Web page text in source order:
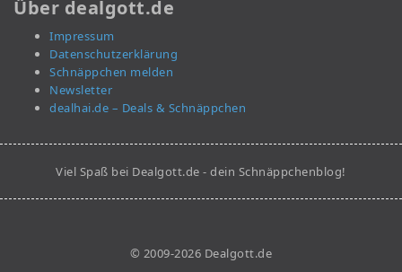
Über dealgott.de
Impressum
Datenschutzerklärung
Schnäppchen melden
Newsletter
dealhai.de – Deals & Schnäppchen
Viel Spaß bei Dealgott.de - dein Schnäppchenblog!
© 2009-2026 Dealgott.de